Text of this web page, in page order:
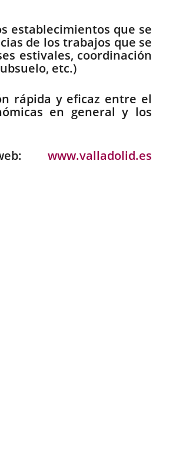
establecimientos que se
de los trabajos que se
estivales, coordinación
etc.)
rápida y eficaz entre el
en general y los
www.valladolid.es